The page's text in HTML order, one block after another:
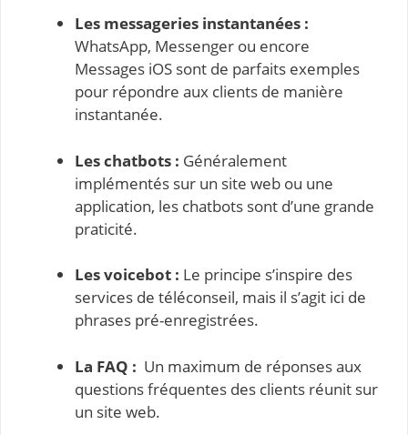
Les messageries instantanées :
WhatsApp, Messenger ou encore
Messages iOS sont de parfaits exemples
pour répondre aux clients de manière
instantanée.
Les chatbots : Généralement
implémentés sur un site web ou une
application, les chatbots sont d’une grande
praticité.
Les voicebot : Le principe s’inspire des
services de téléconseil, mais il s’agit ici de
phrases pré-enregistrées.
La FAQ : Un maximum de réponses aux
questions fréquentes des clients réunit sur
un site web.